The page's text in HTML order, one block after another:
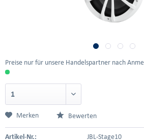
Preise nur für unsere Handelspartner nach
Merken Bewerten
Artikel-Nr.: JBL-Stage10